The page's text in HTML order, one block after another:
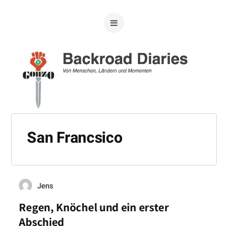
San Francsico
Jens
Regen, Knöchel und ein erster
Abschied